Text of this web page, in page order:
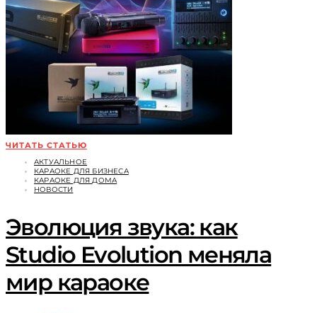
ЧИТАТЬ СТАТЬЮ
АКТУАЛЬНОЕ
КАРАОКЕ ДЛЯ БИЗНЕСА
КАРАОКЕ ДЛЯ ДОМА
НОВОСТИ
Эволюция звука: как
Studio Evolution меняла
мир караоке